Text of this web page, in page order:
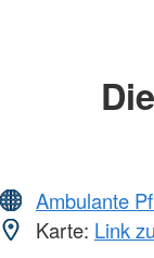
Ambulante
Karte: Link